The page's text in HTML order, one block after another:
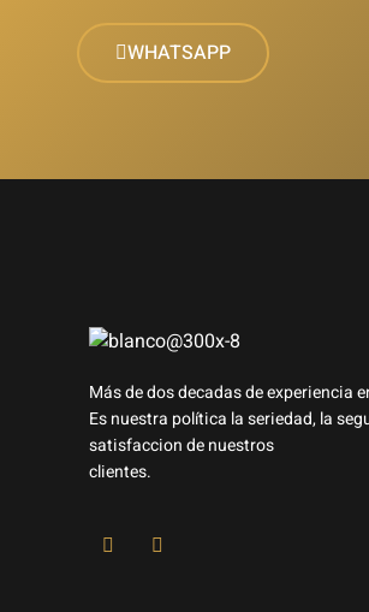
WHATSAPP
Más de dos decadas de experiencia
Es nuestra política la seriedad, la
satisfaccion de nuestros
clientes.